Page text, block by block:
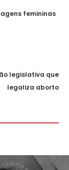
femininas
legislativa que
legaliza aborto